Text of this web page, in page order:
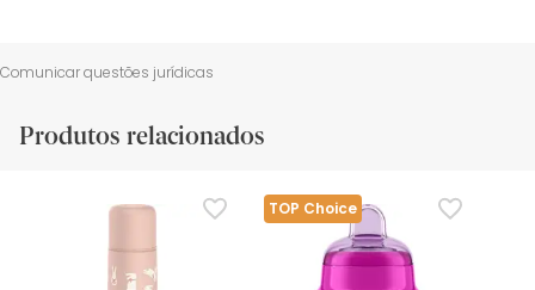
Comunicar questões jurídicas
Produtos relacionados
TOP Choice